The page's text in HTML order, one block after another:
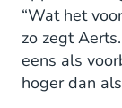
“Wat het
zo zegt
eens als
hoger dan